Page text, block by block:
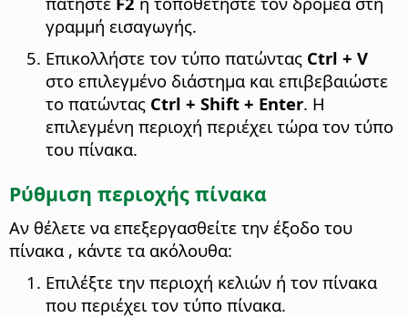
γραμμή εισαγωγής.
Επικολλήστε τον τύπο πατώντας Ctrl + V
στο επιλεγμένο διάστημα και επιβεβαιώστε
το πατώντας Ctrl + Shift + Enter. Η
επιλεγμένη περιοχή περιέχει τώρα τον τύπο
του πίνακα.
Ρύθμιση περιοχής πίνακα
Αν θέλετε να επεξεργασθείτε την έξοδο του
πίνακα , κάντε τα ακόλουθα:
Επιλέξτε την περιοχή κελιών ή τον πίνακα
που περιέχει τον τύπο πίνακα.